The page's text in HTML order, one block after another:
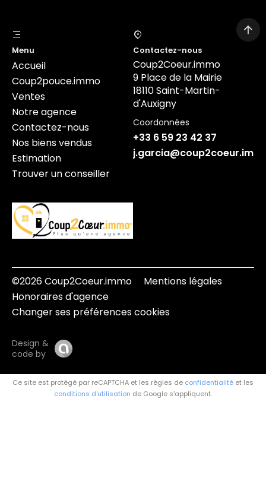
Menu
Accueil
Coup2pouce.immo
Ventes
Notre agence
Contactez-nous
Nos biens vendus
Estimation
Trouver un conseiller
Contactez-nous
Coup2Coeur.immo
9 Place de la Mairie
18110 Saint-Martin-
d'Auxigny
Coordonnées
+33 6 59 23 42 37
©2026 Coup2Coeur.immo
Mentions légales
Honoraires d'agence
Changer ses préférences cookies
Design &
code by
Ce site est protégé par reCAPTCHA et les règles de confidentialité et les
conditions d'utilisation de Google s'appliquent.